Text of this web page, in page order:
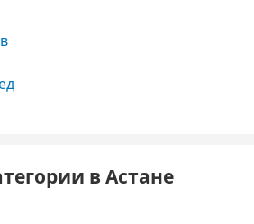
в Астане